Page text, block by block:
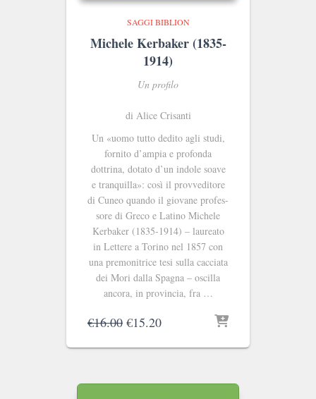
SAGGI BIBLION
Michele Kerbaker (1835-
1914)
Un profilo
di Alice Crisanti
Un «uomo tutto dedito agli studi,
fornito d’ampia e pro­fonda
dottrina, dotato d’un indole soave
e tranquilla»: così il provveditore
di Cuneo quando il giovane profes­
sore di Greco e Latino Michele
Kerbaker (1835-1914) – laureato
in Lettere a Torino nel 1857 con
una premo­nitrice tesi sulla cacciata
dei Mori dalla Spagna – oscilla
ancora, in provincia, fra …
€16.00 Il
originale
€16.00.
€15.20Il
attuale
€15.20.